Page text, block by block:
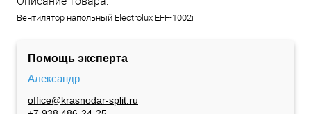
Вентилятор напольный Electrolux EFF-1002i
Помощь эксперта
Александр
office@krasnodar-split.ru